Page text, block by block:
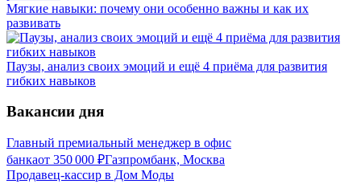
Мягкие навыки: почему они особенно важны и как их
развивать
Паузы, анализ своих эмоций и ещё 4 приёма для развития
гибких навыков
Вакансии дня
Главный премиальный менеджер в офис
банкаот 350 000 ₽Газпромбанк, Москва
Продавец-кассир в Дом Моды